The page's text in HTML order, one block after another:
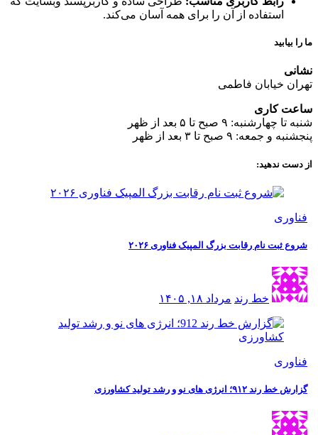
استفاده از آن را برای همه آسان می‌کند.
ما را بیابید
نشانی
تهران خیابان فاطمی
ساعت کاری
شنبه تا چهارشنبه: ۹ صبح تا ۵ بعد از ظهر
پنجشنبه و جمعه: ۹ صبح تا ۳ بعد از ظهر
از دست ندهید:
فناوری
شروع ثبت نام رقابت بزرگ المپیک فناوری ۲۰۲۶
خط رند مرداد ۱۸, ۱۴۰۵
فناوری
گزارش خط رند ۹۱۲؛ انرژی های نو و رشد تولید کشاورزی